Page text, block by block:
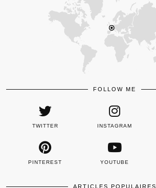
FOLLOW ME
TWITTER INSTAGRAM
PINTEREST YOUTUBE
ARTICLES POPULAIRES